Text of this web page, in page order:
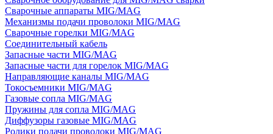
Сварочные аппараты MIG/MAG
Механизмы подачи проволоки MIG/MAG
Сварочные горелки MIG/MAG
Соединительный кабель
Запасные части MIG/MAG
Запасные части для горелок MIG/MAG
Направляющие каналы MIG/MAG
Токосъемники MIG/MAG
Газовые сопла MIG/MAG
Пружины для сопла MIG/MAG
Диффузоры газовые MIG/MAG
Ролики подачи проволоки MIG/MAG